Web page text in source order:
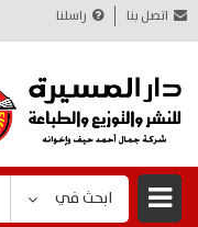
اتصل بنا راسلنا
ابحث في